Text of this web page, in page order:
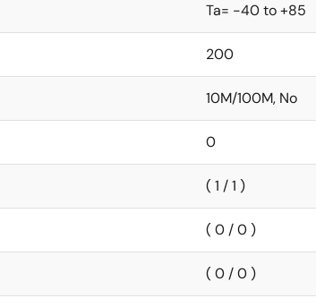
Ta= -40 to +85
200
10M/100M, No
0
( 1 / 1 )
( 0 / 0 )
( 0 / 0 )